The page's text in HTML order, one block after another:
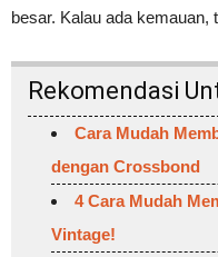
besar. Kalau ada kemauan,
Rekomendasi
Cara Mudah
dengan Crossbond
4 Cara Mudah
Vintage!